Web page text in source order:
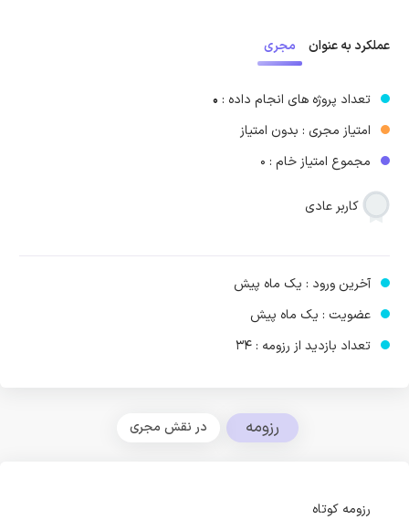
عملکرد به عنوان مجری
تعداد پروژه های انجام داده : 0
امتیاز مجری : بدون امتیاز
مجموع امتیاز خام : 0
کاربر عادی
آخرین ورود : یک ماه پیش
عضویت : یک ماه پیش
تعداد بازدید از رزومه : 34
رزومه در نقش مجری
رزومه کوتاه